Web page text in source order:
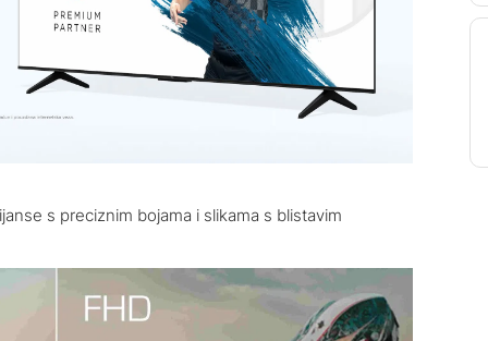
s preciznim bojama i slikama s blistavim